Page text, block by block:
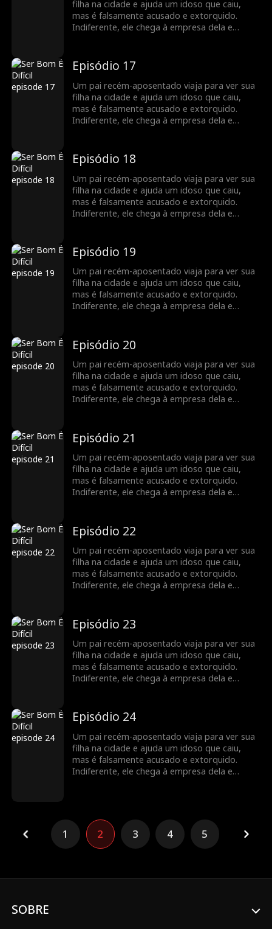
familiar restaurado.
filha na cidade e ajuda um idoso que caiu,
mas é falsamente acusado e extorquido.
Indiferente, ele chega à empresa dela e
dela se unem para defendê-lo. A filha limpa o
nome dele, e os dois compartilham uma
reunião emocionante, valorizando o vínculo
familiar restaurado.
Episódio 17
Um pai recém-aposentado viaja para ver sua
filha na cidade e ajuda um idoso que caiu,
mas é falsamente acusado e extorquido.
Indiferente, ele chega à empresa dela e
dela se unem para defendê-lo. A filha limpa o
nome dele, e os dois compartilham uma
reunião emocionante, valorizando o vínculo
familiar restaurado.
Episódio 18
Um pai recém-aposentado viaja para ver sua
filha na cidade e ajuda um idoso que caiu,
mas é falsamente acusado e extorquido.
Indiferente, ele chega à empresa dela e
dela se unem para defendê-lo. A filha limpa o
nome dele, e os dois compartilham uma
reunião emocionante, valorizando o vínculo
familiar restaurado.
Episódio 19
Um pai recém-aposentado viaja para ver sua
filha na cidade e ajuda um idoso que caiu,
mas é falsamente acusado e extorquido.
Indiferente, ele chega à empresa dela e
dela se unem para defendê-lo. A filha limpa o
nome dele, e os dois compartilham uma
reunião emocionante, valorizando o vínculo
familiar restaurado.
Episódio 20
Um pai recém-aposentado viaja para ver sua
filha na cidade e ajuda um idoso que caiu,
mas é falsamente acusado e extorquido.
Indiferente, ele chega à empresa dela e
dela se unem para defendê-lo. A filha limpa o
nome dele, e os dois compartilham uma
reunião emocionante, valorizando o vínculo
familiar restaurado.
Episódio 21
Um pai recém-aposentado viaja para ver sua
filha na cidade e ajuda um idoso que caiu,
mas é falsamente acusado e extorquido.
Indiferente, ele chega à empresa dela e
dela se unem para defendê-lo. A filha limpa o
nome dele, e os dois compartilham uma
reunião emocionante, valorizando o vínculo
familiar restaurado.
Episódio 22
Um pai recém-aposentado viaja para ver sua
filha na cidade e ajuda um idoso que caiu,
mas é falsamente acusado e extorquido.
Indiferente, ele chega à empresa dela e
dela se unem para defendê-lo. A filha limpa o
nome dele, e os dois compartilham uma
reunião emocionante, valorizando o vínculo
familiar restaurado.
Episódio 23
Um pai recém-aposentado viaja para ver sua
filha na cidade e ajuda um idoso que caiu,
mas é falsamente acusado e extorquido.
Indiferente, ele chega à empresa dela e
dela se unem para defendê-lo. A filha limpa o
nome dele, e os dois compartilham uma
reunião emocionante, valorizando o vínculo
familiar restaurado.
Episódio 24
Um pai recém-aposentado viaja para ver sua
filha na cidade e ajuda um idoso que caiu,
mas é falsamente acusado e extorquido.
Indiferente, ele chega à empresa dela e
nome dele, e os dois compartilham uma
reunião emocionante, valorizando o vínculo
familiar restaurado.
1 2 3 4 5
SOBRE